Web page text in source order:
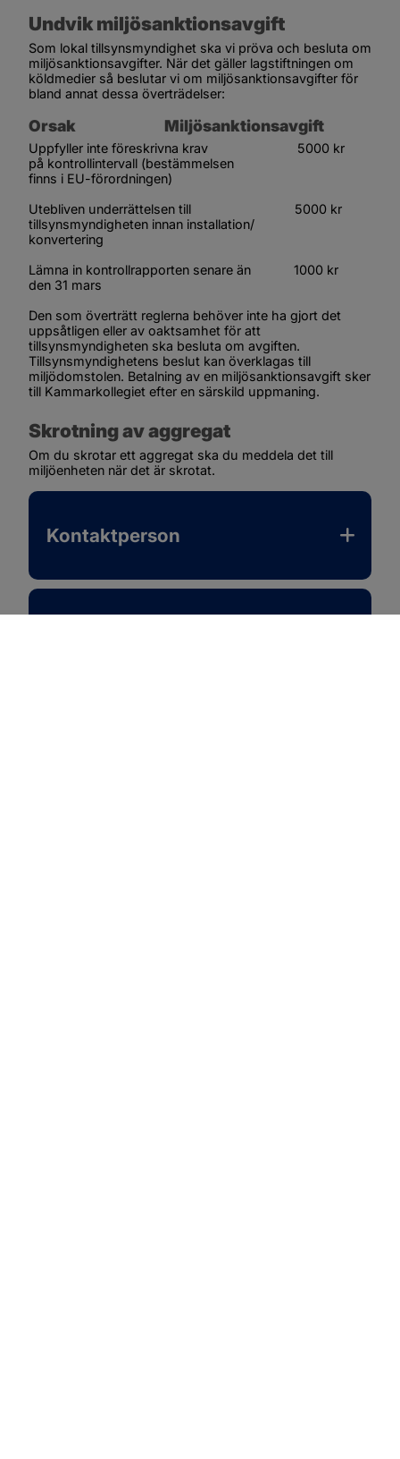
Undvik miljösanktionsavgift
Som lokal tillsynsmyndighet ska vi pröva och besluta om
miljösanktionsavgifter. När det gäller lagstiftningen om
köldmedier så beslutar vi om miljösanktionsavgifter för
bland annat dessa överträdelser:
Orsak                                 Miljösanktionsavgift
Uppfyller inte föreskrivna krav                         5000 kr
på kontrollintervall (bestämmelsen
finns i EU-förordningen)
Utebliven underrättelsen till                             5000 kr
tillsynsmyndigheten innan installation/
konvertering
Lämna in kontrollrapporten senare än            1000 kr
den 31 mars
Den som överträtt reglerna behöver inte ha gjort det
uppsåtligen eller av oaktsamhet för att
tillsynsmyndigheten ska besluta om avgiften.
Tillsynsmyndighetens beslut kan överklagas till
miljödomstolen. Betalning av en miljösanktionsavgift sker
till Kammarkollegiet efter en särskild uppmaning.
Skrotning av aggregat
Om du skrotar ett aggregat ska du meddela det till
miljöenheten när det är skrotat.
Kontaktperson